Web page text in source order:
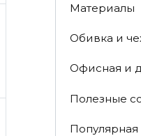
Материалы
Обивка и
Офисная и
Полезные
Популярная